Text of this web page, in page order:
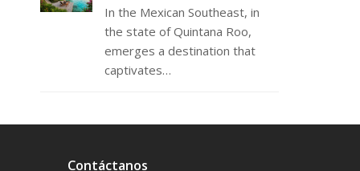
In the Mexican Southeast, in
the state of Quintana Roo,
emerges a destination that
captivates…
Contáctanos